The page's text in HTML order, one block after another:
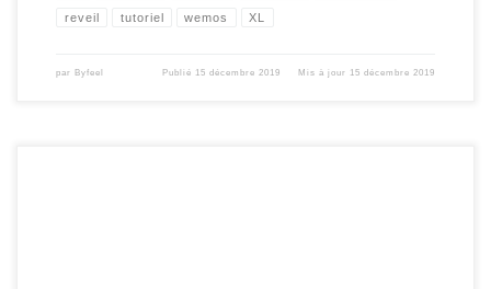
reveil tutoriel wemos XL
par Byfeel Publié 15 décembre 2019 Mis à jour 15 décembre 2019